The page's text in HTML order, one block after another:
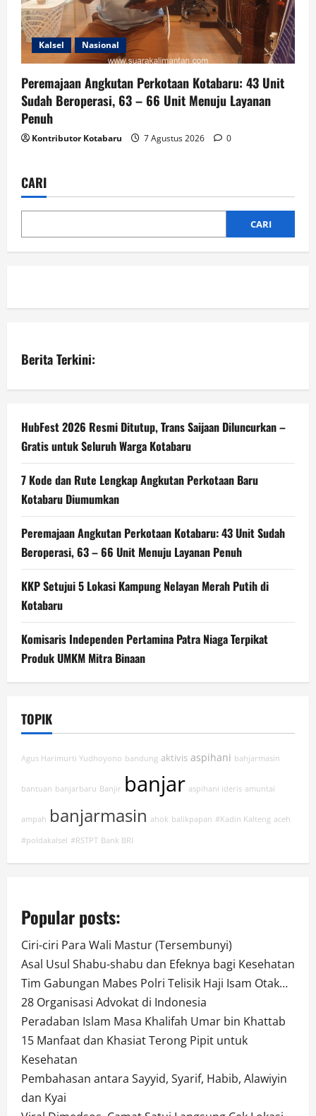
Kalsel Nasional
Peremajaan Angkutan Perkotaan Kotabaru: 43 Unit
Sudah Beroperasi, 63 – 66 Unit Menuju Layanan
Penuh
Kontributor Kotabaru 7 Agustus 2026 0
CARI
CARI
Berita Terkini:
HubFest 2026 Resmi Ditutup, Trans Saijaan Diluncurkan –
Gratis untuk Seluruh Warga Kotabaru
7 Kode dan Rute Lengkap Angkutan Perkotaan Baru
Kotabaru Diumumkan
Peremajaan Angkutan Perkotaan Kotabaru: 43 Unit Sudah
Beroperasi, 63 – 66 Unit Menuju Layanan Penuh
KKP Setujui 5 Lokasi Kampung Nelayan Merah Putih di
Kotabaru
Komisaris Independen Pertamina Patra Niaga Terpikat
Produk UMKM Mitra Binaan
TOPIK
Agus Harimurti Yudhoyono bandung aktivis aspihani bahjarmasin
bantuan banjarbaru Banjir banjar aspihani ideris amuntai
ampah banjarmasin ahok balikpapan #Kadin Kalteng aceh
#poldakalsel #RSTPT Bank BRI
Popular posts:
Ciri-ciri Para Wali Mastur (Tersembunyi)
Asal Usul Shabu-shabu dan Efeknya bagi Kesehatan
Tim Gabungan Mabes Polri Telisik Haji Isam Otak…
28 Organisasi Advokat di Indonesia
Peradaban Islam Masa Khalifah Umar bin Khattab
15 Manfaat dan Khasiat Terong Pipit untuk
Kesehatan
Pembahasan antara Sayyid, Syarif, Habib, Alawiyin
dan Kyai